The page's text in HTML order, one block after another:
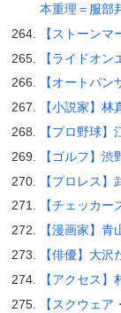
本重理＝服部
【ストーン
【ライドオ
【オートパ
【小説家】林
【プロ野球】
【ゴルフ】渋
【プロレス】
【チェッカー
【漫画家】青
【俳優】大沢
【アクセス】
【スクウェ